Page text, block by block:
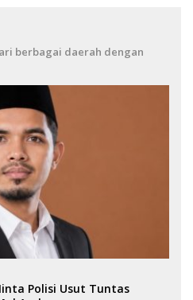
berbagai daerah dengan
Polisi Usut Tuntas